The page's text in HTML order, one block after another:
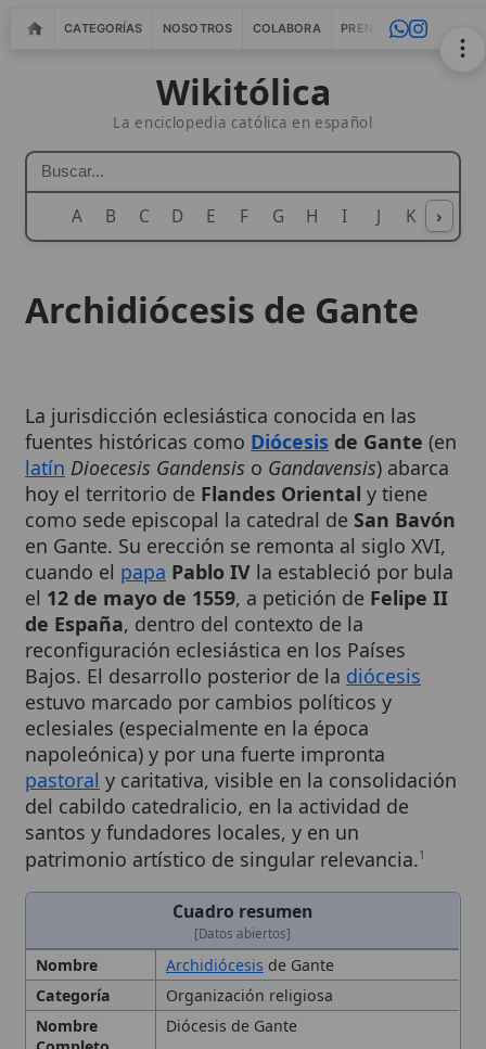
CATEGORÍAS NOSOTROS COLABORA PRENSA WEBMASTERS
Wikitólica
La enciclopedia católica en español
A B C D E F G H I J K L M
›
latín Dioecesis GandensisoGandavensis) abarca
hoy el territorio deFlandes Orientaly tiene
como sede episcopal la catedral deSan Bavón
en Gante. Su erección se remonta al siglo XVI,
cuando elpapa Pablo IVla estableció por bula
el12 de mayo de 1559, a petición de Felipe II
de España, dentro del contexto de la
reconfiguración eclesiástica en los Países
Bajos. El desarrollo posterior de la
diócesis
estuvo marcado por cambios políticos y
eclesiales (especialmente en la época
napoleónica) y por una fuerte impronta
pastoral y caritativa, visible en la consolidación
del cabildo catedralicio, en la actividad de
santos y fundadores locales, y en un
patrimonio artístico de singular relevancia.1
Cuadro resumen
[Datos abiertos]
de Gante
Organización religiosa
Completo
Diócesis de Gante
Descripción Erecta en 1559, su territorio se
delimitó en Flandes Oriental;
suprimida en 1801 y restablecida por
la bula Qui Christi Domini; ajustada